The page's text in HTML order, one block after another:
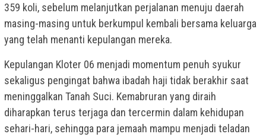
359 koli, sebelum melanjutkan perjalanan menuju daerah
masing-masing untuk berkumpul kembali bersama keluarga
yang telah menanti kepulangan mereka.
Kepulangan Kloter 06 menjadi momentum penuh syukur
sekaligus pengingat bahwa ibadah haji tidak berakhir saat
meninggalkan Tanah Suci. Kemabruran yang diraih
diharapkan terus terjaga dan tercermin dalam kehidupan
sehari-hari, sehingga para jemaah mampu menjadi teladan